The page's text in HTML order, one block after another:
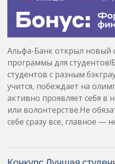
Альфа-Банк открыл новый
программы для
студентов с разным
учится, побеждает на
активно проявляет себя в
или волонтерстве.Не
себе сразу все, главное —